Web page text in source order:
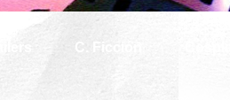
C. Ficción